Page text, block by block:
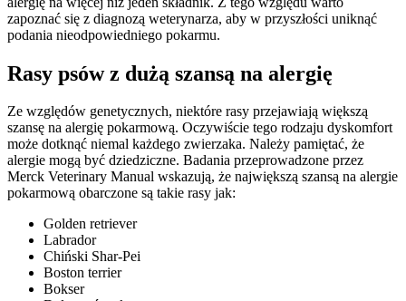
zapoznać się z diagnozą weterynarza, aby w przyszłości uniknąć
podania nieodpowiedniego pokarmu.
Rasy psów z dużą szansą na alergię
Ze względów genetycznych, niektóre rasy przejawiają większą
szansę na alergię pokarmową. Oczywiście tego rodzaju dyskomfort
może dotknąć niemal każdego zwierzaka. Należy pamiętać, że
alergie mogą być dziedziczne. Badania przeprowadzone przez
Merck Veterinary Manual wskazują, że największą szansą na alergie
pokarmową obarczone są takie rasy jak:
Golden retriever
Labrador
Chiński Shar-Pei
Boston terrier
Bokser